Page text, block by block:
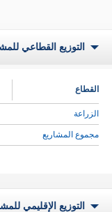
التوزيع القطاعي
القطاع
الزراعة
مجموع المشاريع
التوزيع الإقليمي